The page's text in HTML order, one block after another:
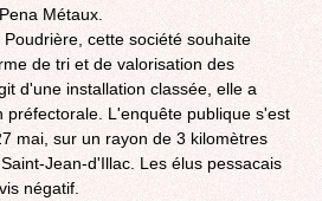
Métaux.
cette société souhaite
de tri et de valorisation des
d'une installation classée, elle a
préfectorale. L'enquête publique s'est
mai, sur un rayon de 3 kilomètres
Jean-d'Illac. Les élus pessacais
négatif.